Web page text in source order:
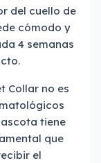
del cuello de
cómodo y
4 semanas
Collar no es
tiene
que
el